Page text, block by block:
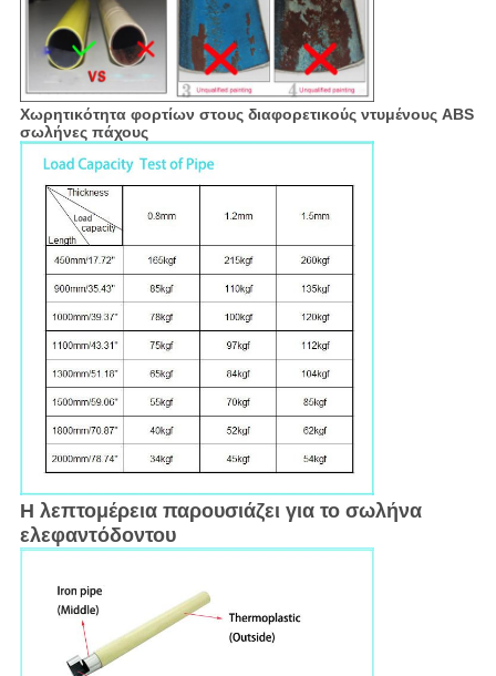
Χωρητικότητα φορτίων στους διαφορετικούς ντυμένους ABS
σωλήνες πάχους
Η λεπτομέρεια παρουσιάζει για το σωλήνα
ελεφαντόδοντου